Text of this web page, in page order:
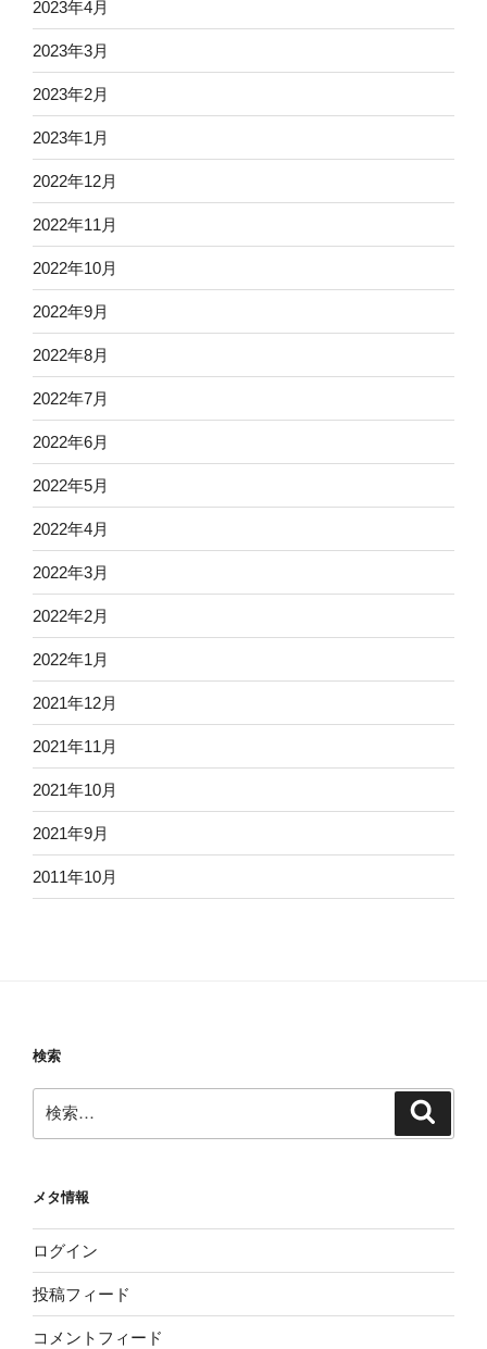
2023年4月
2023年3月
2023年2月
2023年1月
2022年12月
2022年11月
2022年10月
2022年9月
2022年8月
2022年7月
2022年6月
2022年5月
2022年4月
2022年3月
2022年2月
2022年1月
2021年12月
2021年11月
2021年10月
2021年9月
2011年10月
検索
索:
メタ情報
ログイン
投稿フィード
コメントフィード